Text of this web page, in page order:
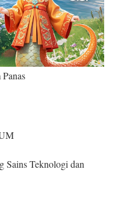
Sains Teknologi dan